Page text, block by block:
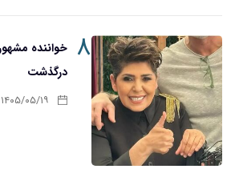
۸
درگذشت
۱۴۰۵/۰۵/۱۹ ۱۶:۳۶